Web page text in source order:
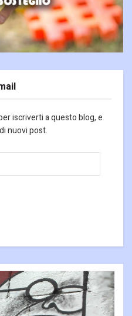
iscriverti a questo blog, e
nuovi post.